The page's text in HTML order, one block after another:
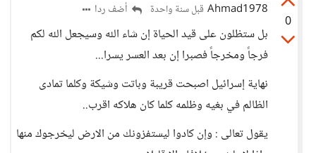
0
Ahmad1978 قبل سنة واحدة أضف ردا
بل ستظلون على قيد الحياة إن شاء الله وسيجعل الله لكم
فرجاً ومخرجاً فصبرا إن بعد العسر يسرا...
نهاية إسرائيل اصبحت قريبة وباتت وشيكة وكلما تمادى
الظالم في بغيه وظلمه كلما كان هلاكه اقرب..
يقول تعالى : وإن كادوا ليستفزونك من الارض ليخرجوك منها